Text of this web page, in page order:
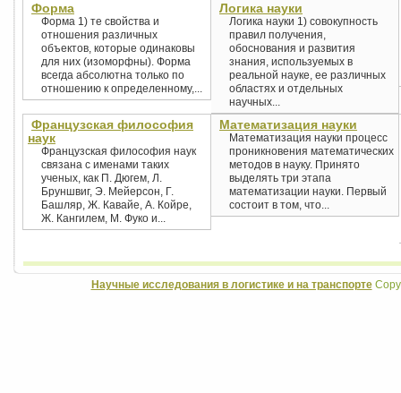
Форма
Форма 1) те свойства и
отношения различных
объектов, которые одинаковы
для них (изоморфны). Форма
всегда абсолютна только по
отношению к определенному,...
Логика науки
Логика науки 1) совокупность
правил получения,
обоснования и развития
знания, используемых в
реальной науке, ее различных
областях и отдельных
научных...
Французская философия
наук
Французская философия наук
связана с именами таких
ученых, как П. Дюгем, Л.
Бруншвиг, Э. Мейерсон, Г.
Башляр, Ж. Кавайе, А. Койре,
Ж. Кангилем, М. Фуко и...
Математизация науки
Математизация науки процесс
проникновения математических
методов в науку. Принято
выделять три этапа
математизации науки. Первый
состоит в том, что...
Научные исследования в логистике и на транспорте